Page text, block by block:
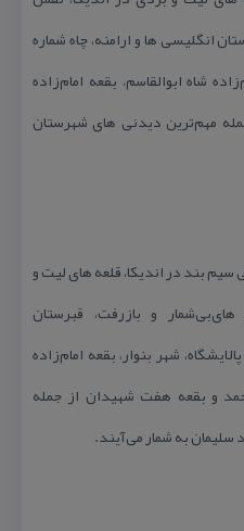
انگلیسی ها و ارامنه، چاه شماره
شاه ابوالقاسم، بقعه امام‌زاده
مهم‌ترین دیدنی های شهرستان
بند در اندیكا، قلعه های لیت و
و بازرفت، قبرستان
شهر بنوار، بقعه امام‌زاده
و بقعه هفت شهیدان از جمله
به شمار می‌آیند.